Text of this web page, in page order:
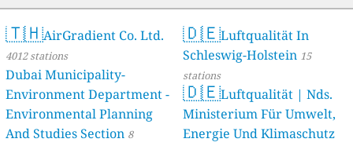
🇹🇭AirGradient Co. Ltd.
4012 stations
Dubai Municipality-
Environment Department -
Environmental Planning
And Studies Section 8
🇩🇪Luftqualität In
Schleswig-Holstein 15
stations
🇩🇪Luftqualität | Nds.
Ministerium Für Umwelt,
Energie Und Klimaschutz